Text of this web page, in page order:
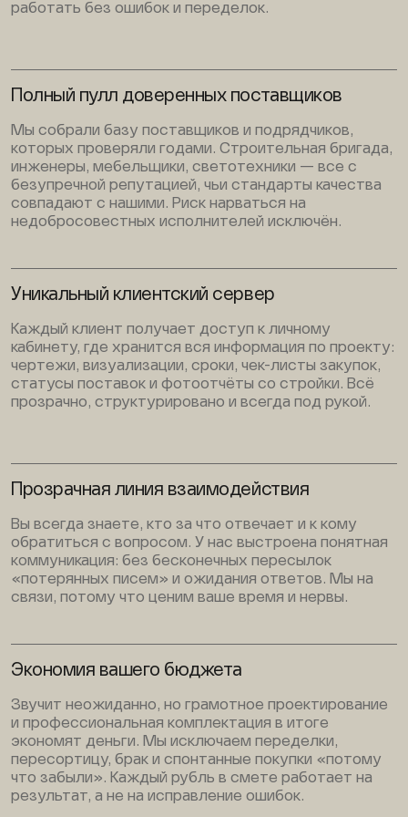
работать без ошибок и переделок.
Полный пулл доверенных поставщиков
Мы собрали базу поставщиков и подрядчиков,
которых проверяли годами. Строительная бригада,
инженеры, мебельщики, светотехники — все с
безупречной репутацией, чьи стандарты качества
совпадают с нашими. Риск нарваться на
недобросовестных исполнителей исключён.
Уникальный клиентский сервер
Каждый клиент получает доступ к личному
кабинету, где хранится вся информация по проекту:
чертежи, визуализации, сроки, чек-листы закупок,
статусы поставок и фотоотчёты со стройки. Всё
прозрачно, структурировано и всегда под рукой.
Прозрачная линия взаимодействия
Вы всегда знаете, кто за что отвечает и к кому
обратиться с вопросом. У нас выстроена понятная
коммуникация: без бесконечных пересылок
«потерянных писем» и ожидания ответов. Мы на
связи, потому что ценим ваше время и нервы.
Экономия вашего бюджета
Звучит неожиданно, но грамотное проектирование
и профессиональная комплектация в итоге
экономят деньги. Мы исключаем переделки,
пересортицу, брак и спонтанные покупки «потому
что забыли». Каждый рубль в смете работает на
результат, а не на исправление ошибок.